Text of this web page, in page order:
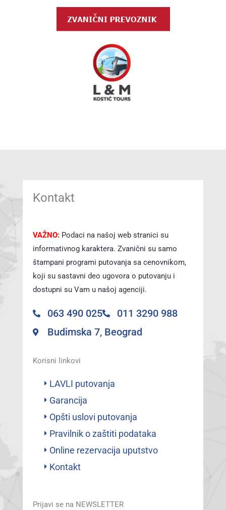
Kontakt
VAŽNO: Podaci na našoj web stranici su
informativnog karaktera. Zvanični su samo
štampani programi putovanja sa cenovnikom,
koji su sastavni deo ugovora o putovanju i
dostupni su Vam u našoj agenciji.
063 490 025
011 3290 988
Budimska 7, Beograd
Korisni linkovi
LAVLI putovanja
Garancija
Opšti uslovi putovanja
Pravilnik o zaštiti podataka
Online rezervacija uputstvo
Kontakt
Prijavi se na NEWSLETTER